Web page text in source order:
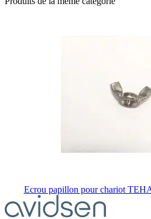
Ecrou papillon pour chariot